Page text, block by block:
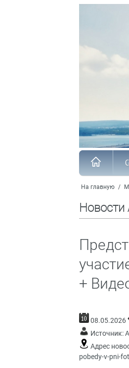
На главную /
Новости
+
08.05.2026
Источник:
Адрес
pobedy-v-pni-